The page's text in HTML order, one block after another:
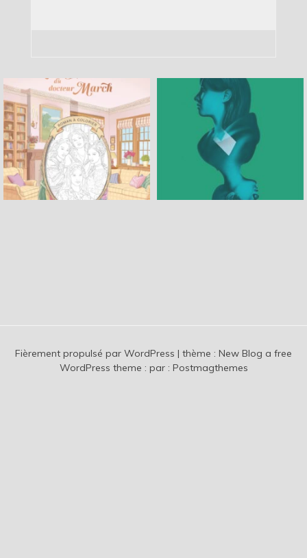
Fièrement propulsé par WordPress | thème : New Blog a free
WordPress theme : par : Postmagthemes